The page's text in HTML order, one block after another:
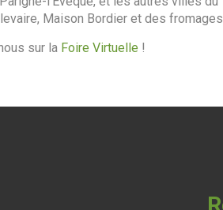
Maison Bordier et des
sur la Foire Virtuelle !